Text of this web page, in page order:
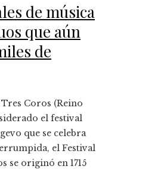
de música
que aún
de
Tres Coros (Reino
el festival
que se celebra
el Festival
se originó en 1715